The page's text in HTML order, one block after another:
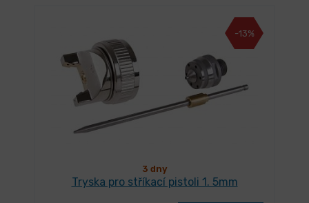
-13%
3 dny
Tryska pro stříkací pistoli 1. 5mm